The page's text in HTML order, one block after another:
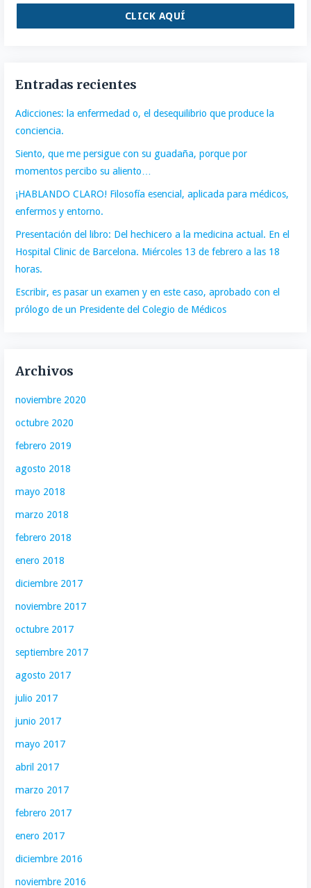
CLICK AQUÍ
Entradas recientes
Adicciones: la enfermedad o, el desequilibrio que produce la
conciencia.
Siento, que me persigue con su guadaña, porque por
momentos percibo su aliento…
¡HABLANDO CLARO! Filosofía esencial, aplicada para médicos,
enfermos y entorno.
Presentación del libro: Del hechicero a la medicina actual. En el
Hospital Clinic de Barcelona. Miércoles 13 de febrero a las 18
horas.
Escribir, es pasar un examen y en este caso, aprobado con el
prólogo de un Presidente del Colegio de Médicos
Archivos
noviembre 2020
octubre 2020
febrero 2019
agosto 2018
mayo 2018
marzo 2018
febrero 2018
enero 2018
diciembre 2017
noviembre 2017
octubre 2017
septiembre 2017
agosto 2017
julio 2017
junio 2017
mayo 2017
abril 2017
marzo 2017
febrero 2017
enero 2017
diciembre 2016
noviembre 2016